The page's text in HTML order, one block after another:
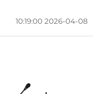
2026-04-08 10:19:00